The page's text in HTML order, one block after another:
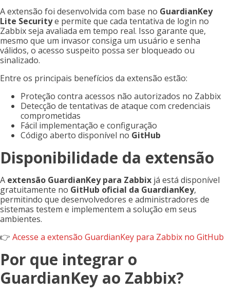
A extensão foi desenvolvida com base no GuardianKey
Lite Securitye permite que cada tentativa de login no
Zabbix seja avaliada em tempo real. Isso garante que,
mesmo que um invasor consiga um usuário e senha
válidos, o acesso suspeito possa ser bloqueado ou
sinalizado.
Entre os principais benefícios da extensão estão:
Proteção contra acessos não autorizados no Zabbix
Detecção de tentativas de ataque com credenciais
comprometidas
Fácil implementação e configuração
Código aberto disponível no GitHub
Disponibilidade da extensão
A extensão GuardianKey para Zabbix já está disponível
gratuitamente no GitHub oficial da GuardianKey,
permitindo que desenvolvedores e administradores de
sistemas testem e implementem a solução em seus
ambientes.
👉 Acesse a extensão GuardianKey para Zabbix no GitHub
Por que integrar o
GuardianKey ao Zabbix?